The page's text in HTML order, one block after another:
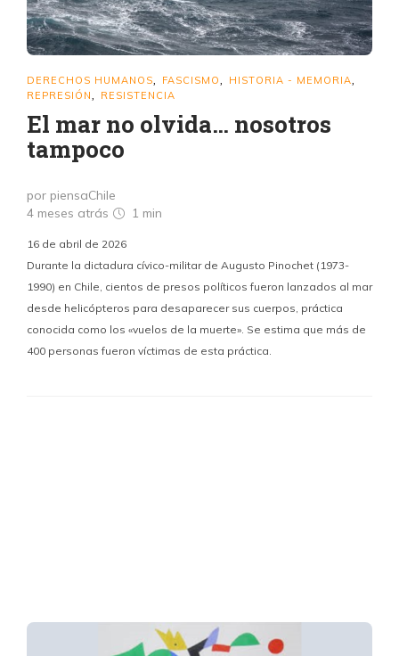
DERECHOS HUMANOS, FASCISMO, HISTORIA - MEMORIA,
REPRESIÓN, RESISTENCIA
El mar no olvida… nosotros
tampoco
por piensaChile
4 meses atrás
1 min
16 de abril de 2026
Durante la dictadura cívico-militar de Augusto Pinochet (1973-
1990) en Chile, cientos de presos políticos fueron lanzados al mar
desde helicópteros para desaparecer sus cuerpos, práctica
conocida como los «vuelos de la muerte». Se estima que más de
400 personas fueron víctimas de esta práctica.